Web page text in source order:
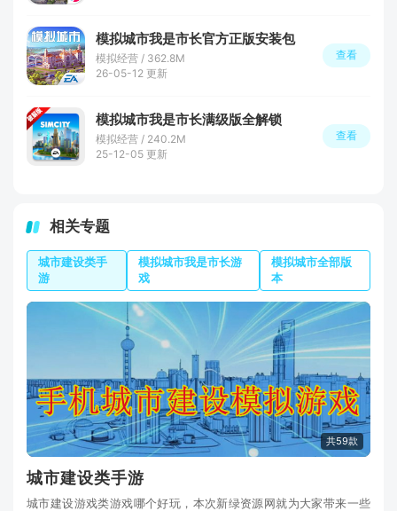
模拟城市我是市长官方正版安装包
模拟经营 / 362.8M
26-05-12 更新
查看
模拟城市我是市长满级版全解锁
模拟经营 / 240.2M
25-12-05 更新
查看
相关专题
城市建设类手
游
模拟城市我是市长游
戏
模拟城市全部版
本
共59款
城市建设类手游
城市建设游戏类游戏哪个好玩，本次新绿资源网就为大家带来一些